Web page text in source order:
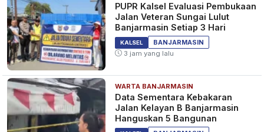
PUPR Kalsel Evaluasi Pembukaan
Jalan Veteran Sungai Lulut
Banjarmasin Setiap 3 Hari
KALSEL
BANJARMASIN
3 jam yang lalu
WARTA BANJARMASIN
Data Sementara Kebakaran
Jalan Kelayan B Banjarmasin
Hanguskan 5 Bangunan